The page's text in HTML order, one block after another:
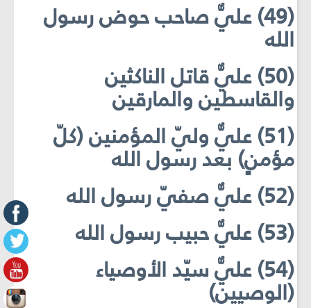
(49) عليٌّ صاحب حوض رسول
الله
(50) عليٌّ قاتل الناكثين
والقاسطين والمارقين
(51) عليٌّ وليّ المؤمنين (كلّ
مؤمنٍ) بعد رسول الله
(52) عليٌّ صفيّ رسول الله
(53) عليٌّ حبيب رسول الله
(54) عليٌّ سيّد الأوصياء
(الوصيين)